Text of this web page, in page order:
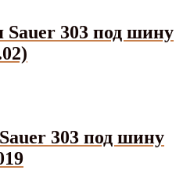
303 под шину
303 под шину